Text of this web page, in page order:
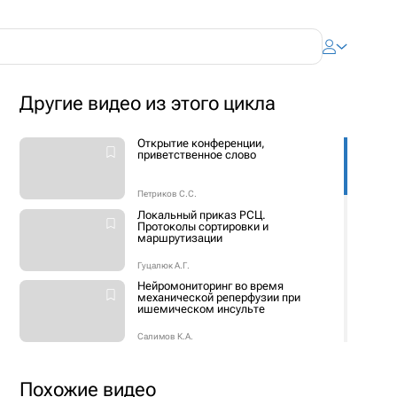
Другие видео из этого цикла
Открытие конференции,
приветственное слово
Петриков С.С.
Локальный приказ РСЦ.
Протоколы сортировки и
маршрутизации
Гуцалюк А.Г.
Нейромониторинг во время
механической реперфузии при
ишемическом инсульте
Салимов К.А.
Похожие видео